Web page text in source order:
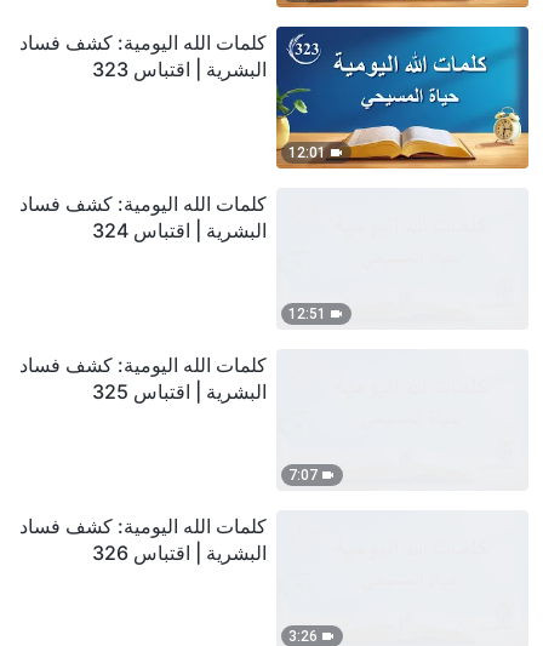
12:01
كلمات الله اليومية: كشف فساد
البشرية | اقتباس 323
12:51
كلمات الله اليومية: كشف فساد
البشرية | اقتباس 324
7:07
كلمات الله اليومية: كشف فساد
البشرية | اقتباس 325
3:26
كلمات الله اليومية: كشف فساد
البشرية | اقتباس 326